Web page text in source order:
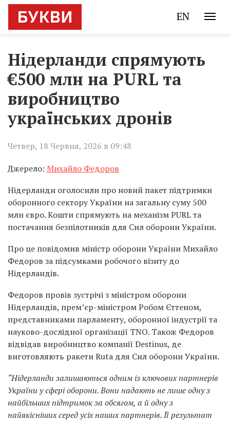
EN
Нідерланди спрямують
€500 млн на PURL та
виробництво
українських дронів
Четвер, 18 Червня, 2026 в 09:48
Джерело: Михайло Федоров
Нідерланди оголосили про новий пакет підтримки
оборонного сектору України на загальну суму 500
млн євро. Кошти спрямують на механізм PURL та
постачання безпілотників для Сил оборони України.
Про це повідомив міністр оборони України Михайло
Федоров за підсумками робочого візиту до
Нідерландів.
Федоров провів зустрічі з міністром оборони
Нідерландів, прем’єр-міністром Робом Єттеном,
представниками парламенту, оборонної індустрії та
науково-дослідної організації TNO. Також Федоров
відвідав виробництво компанії Destinus, де
виготовляють ракети Ruta для Сил оборони України.
“Нідерланди залишаються одним із ключових партнерів
України у сфері оборони. Вони надають не лише одну з
найбільших підтримок за обсягом, а й одну з
найякісніших серед усіх наших партнерів. Її результат